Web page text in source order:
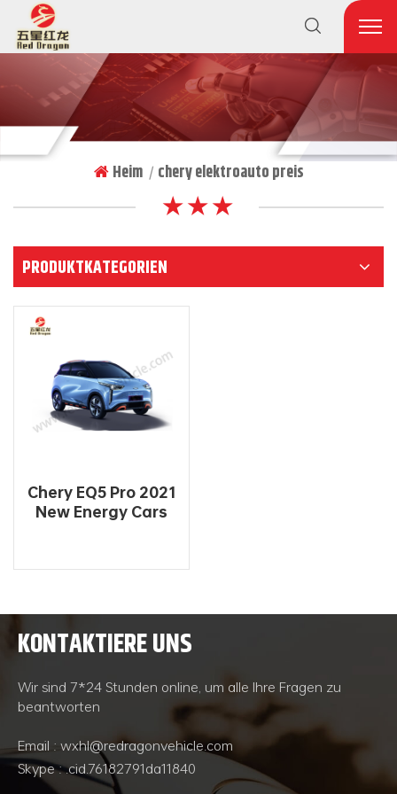
Heim | chery elektroauto preis
★ ★ ★
PRODUKTKATEGORIEN
Chery EQ5 Pro 2021
New Energy Cars
WEITERLESEN
KONTAKTIERE UNS
Wir sind 7*24 Stunden online, um alle Ihre Fragen zu
beantworten
Email : wxhl@redragonvehicle.com
Skype : .cid.76182791da11840